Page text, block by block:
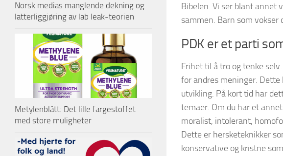
Bibelen. Vi ser blant annet
sammen. Barn som
PDK er et parti
Frihet til å tro og tenke
for andres meninger.
utvikling. På kort tid har
temaer. Om du har et
moralist, intolerant,
Dette er hersketeknikker
konservative og kristne
Norsk medias manglende dekning og
latterliggjøring av lab leak-teorien
Metylenblått: Det lille fargestoffet
med store muligheter